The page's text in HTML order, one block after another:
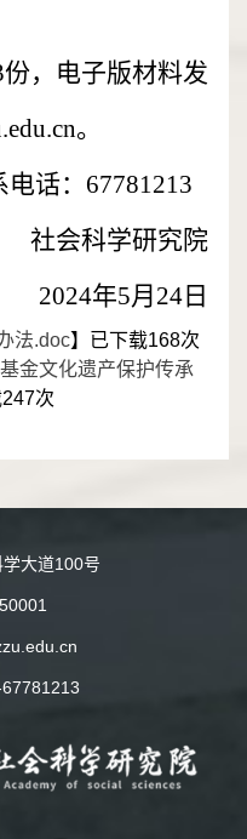
，电子版材料发
。
话：67781213
社会科学研究院
2024年5月24日
法.doc】已下载168次
金文化遗产保护传承
247次
大道100号